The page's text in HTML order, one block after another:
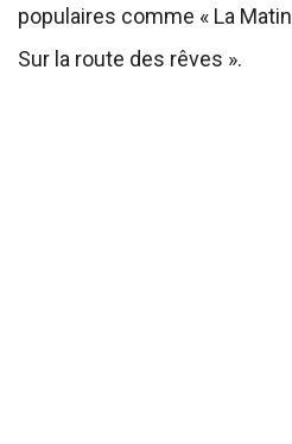
populaires comme « La
Sur la route des rêves ».